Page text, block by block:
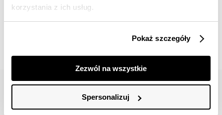
korzystania z ich usług.
Pokaż szczegóły
Zezwól na wszystkie
Spersonalizuj